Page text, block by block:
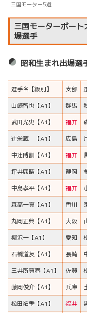
三国モーター5選
三国モーターボー
場選手
昭和生まれ出場選
選手名【級別】 支部
山崎智也【A1】
群馬
武田光史【A1】
福井
辻栄蔵 【A1】
広島
中辻博訓【A1】
福井
坪井康晴【A1】
静岡
中島孝平【A1】
福井
森高一真【A1】
香川
丸岡正典【A1】
大阪
柳沢一【A1】
愛知
石橋道友【A1】
長崎
三井所尊春【A1】
佐賀
藤岡俊介【A1】
兵庫
松田祐季【A1】
福井